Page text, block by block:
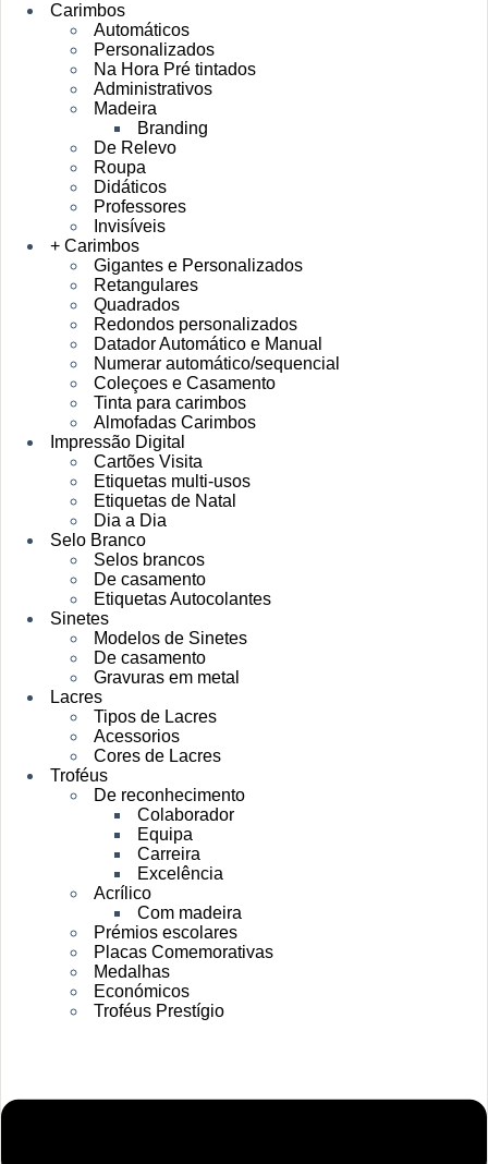
Carimbos
Automáticos
Personalizados
Na Hora Pré tintados
Administrativos
Madeira
Branding
De Relevo
Roupa
Didáticos
Professores
Invisíveis
+ Carimbos
Gigantes e Personalizados
Retangulares
Quadrados
Redondos personalizados
Datador Automático e Manual
Numerar automático/sequencial
Coleçoes e Casamento
Tinta para carimbos
Almofadas Carimbos
Impressão Digital
Cartões Visita
Etiquetas multi-usos
Etiquetas de Natal
Dia a Dia
Selo Branco
Selos brancos
De casamento
Etiquetas Autocolantes
Sinetes
Modelos de Sinetes
De casamento
Gravuras em metal
Lacres
Tipos de Lacres
Acessorios
Cores de Lacres
Troféus
De reconhecimento
Colaborador
Equipa
Carreira
Excelência
Acrílico
Com madeira
Prémios escolares
Placas Comemorativas
Medalhas
Económicos
Troféus Prestígio